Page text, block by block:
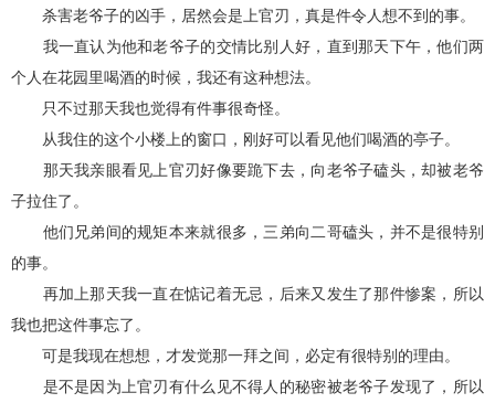
杀害老爷子的凶手，居然会是上官刃，真是件令人想不到的事。
我一直认为他和老爷子的交情比别人好，直到那天下午，他们两
个人在花园里喝酒的时候，我还有这种想法。
只不过那天我也觉得有件事很奇怪。
从我住的这个小楼上的窗口，刚好可以看见他们喝酒的亭子。
那天我亲眼看见上官刃好像要跪下去，向老爷子磕头，却被老爷
子拉住了。
他们兄弟间的规矩本来就很多，三弟向二哥磕头，并不是很特别
的事。
再加上那天我一直在惦记着无忌，后来又发生了那件惨案，所以
我也把这件事忘了。
可是我现在想想，才发觉那一拜之间，必定有很特别的理由。
是不是因为上官刃有什么见不得人的秘密被老爷子发现了，所以